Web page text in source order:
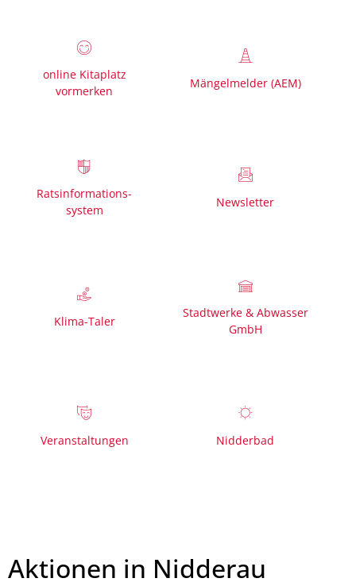
online Kitaplatz
vormerken
Mängelmelder (AEM)
Ratsinformations-
system
Newsletter
Klima-Taler
Stadtwerke & Abwasser
GmbH
Veranstaltungen Nidderbad
Startseite
Aktionen in Nidderau